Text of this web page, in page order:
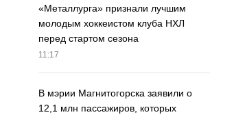
«Металлурга» признали лучшим
молодым хоккеистом клуба НХЛ
перед стартом сезона
11:17
В мэрии Магнитогорска заявили о
12,1 млн пассажиров, которых